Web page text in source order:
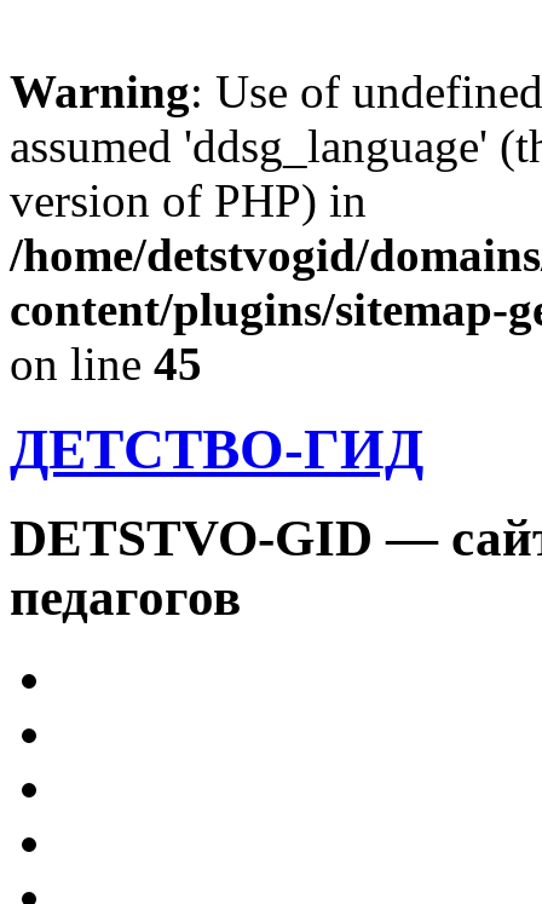
Warning: Use of
assumed 'ddsg_language'
version of PHP) in
/home/detstvogid/
content/plugins/sitemap-
on line 45
ДЕТСТВО-ГИД
DETSTVO-GID —
педагогов